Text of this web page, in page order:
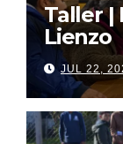
Taller |
Lienzo
JUL 22,